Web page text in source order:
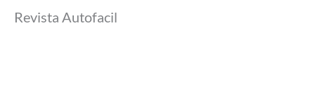
Revista Autofacil